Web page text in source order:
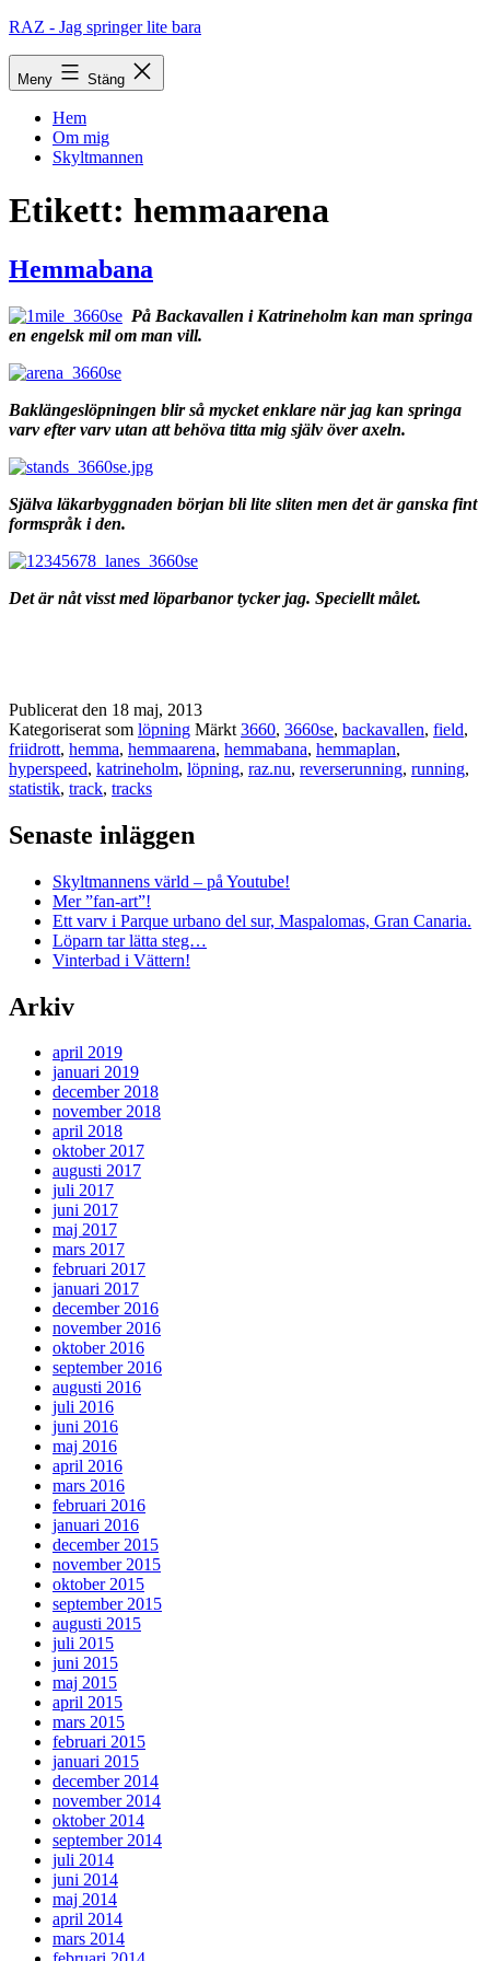
Hoppa
innehåll
RAZ - Jag springer lite bara
Meny Stäng
Hem
Om mig
Skyltmannen
Etikett: hemmaarena
Hemmabana
På Backavallen i Katrineholm kan man springa
en engelsk mil om man vill.
Baklängeslöpningen blir så mycket enklare när jag kan springa
varv efter varv utan att behöva titta mig själv över axeln.
Själva läkarbyggnaden början bli lite sliten men det är ganska fint
formspråk i den.
Det är nåt visst med löparbanor tycker jag. Speciellt målet.
Publicerat den 18 maj, 2013
Kategoriserat som löpning Märkt 3660, 3660se, backavallen, field,
friidrott, hemma, hemmaarena, hemmabana, hemmaplan,
hyperspeed, katrineholm, löpning, raz.nu, reverserunning, running,
statistik, track, tracks
Senaste inläggen
Skyltmannens värld – på Youtube!
Mer ”fan-art”!
Ett varv i Parque urbano del sur, Maspalomas, Gran Canaria.
Löparn tar lätta steg…
Vinterbad i Vättern!
Arkiv
april 2019
januari 2019
december 2018
november 2018
april 2018
oktober 2017
augusti 2017
juli 2017
juni 2017
maj 2017
mars 2017
februari 2017
januari 2017
december 2016
november 2016
oktober 2016
september 2016
augusti 2016
juli 2016
juni 2016
maj 2016
april 2016
mars 2016
februari 2016
januari 2016
december 2015
november 2015
oktober 2015
september 2015
augusti 2015
juli 2015
juni 2015
maj 2015
april 2015
mars 2015
februari 2015
januari 2015
december 2014
november 2014
oktober 2014
september 2014
juli 2014
juni 2014
maj 2014
april 2014
mars 2014